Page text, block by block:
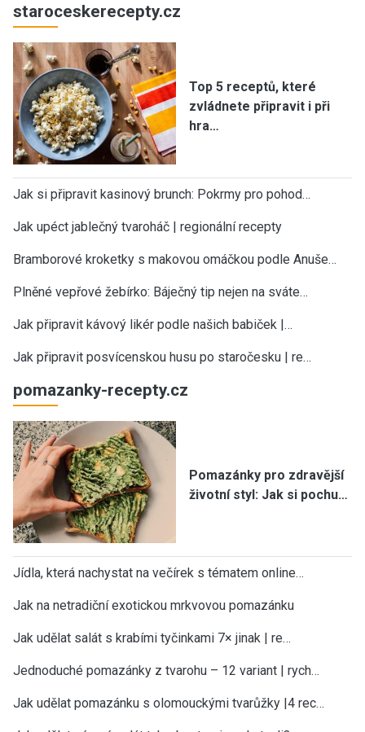
staroceskerecepty.cz
Top 5 receptů, které
zvládnete připravit i při
hra…
Jak si připravit kasinový brunch: Pokrmy pro pohod…
Jak upéct jablečný tvaroháč | regionální recepty
Bramborové kroketky s makovou omáčkou podle Anuše…
Plněné vepřové žebírko: Báječný tip nejen na sváte…
Jak připravit kávový likér podle našich babiček |…
Jak připravit posvícenskou husu po staročesku | re…
pomazanky-recepty.cz
Pomazánky pro zdravější
životní styl: Jak si pochu…
Jídla, která nachystat na večírek s tématem online…
Jak na netradiční exotickou mrkvovou pomazánku
Jak udělat salát s krabími tyčinkami 7× jinak | re…
Jednoduché pomazánky z tvarohu – 12 variant | rych…
Jak udělat pomazánku s olomouckými tvarůžky |4 rec…